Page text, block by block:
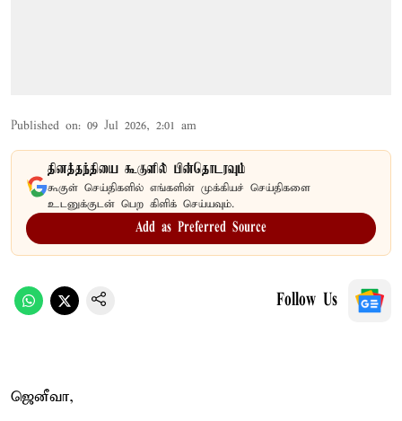
Published on: 09 Jul 2026, 2:01 am
தினத்தந்தியை கூகுளில் பின்தொடரவும்
கூகுள் செய்திகளில் எங்களின் முக்கியச் செய்திகளை
உடனுக்குடன் பெற கிளிக் செய்யவும்.
Add as Preferred Source
Follow Us
ஜெனீவா,